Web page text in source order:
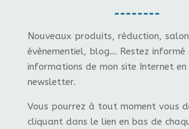
Nouveaux produits, réduction, salon
évènementiel, blog... Restez informé
informations de mon site Internet en
newsletter.
Vous pourrez à tout moment vous
cliquant dans le lien en bas de